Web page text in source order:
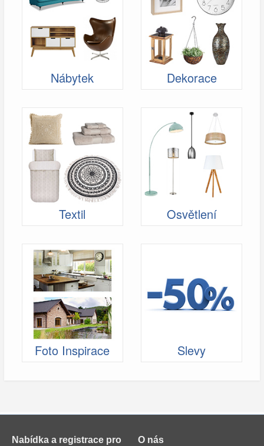
Nábytek Dekorace
Textil Osvětlení
Foto Inspirace Slevy
Nabídka a registrace pro O nás